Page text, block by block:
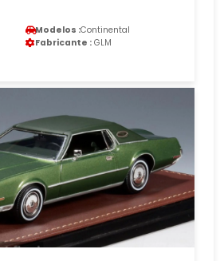
Modelos :Continental
Fabricante : GLM